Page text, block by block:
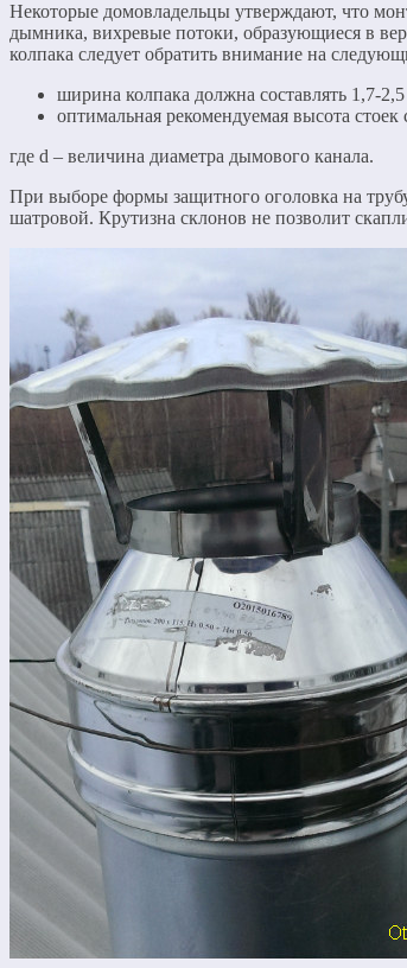
Некоторые домовладельцы утверждают, что
дымника, вихревые потоки, образующиеся в
колпака следует обратить внимание на
ширина колпака должна составлять 1,7-
оптимальная рекомендуемая высота
где d – величина диаметра дымового канала.
При выборе формы защитного оголовка на
шатровой. Крутизна склонов не позволит